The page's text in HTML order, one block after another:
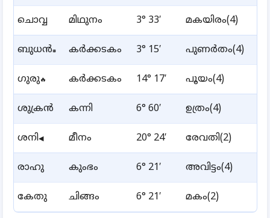
ചൊവ്വ മിഥുനം 3° 33′ മകയിരം(4)
ബുധൻ🔲 കർക്കടകം 3° 15′ പുണർതം(4)
ഗുരു🔥 കർക്കടകം 14° 17′ പൂയം(4)
ശുക്രൻ കന്നി 6° 60′ ഉത്രം(4)
ശനി◀ മീനം 20° 24′ രേവതി(2)
രാഹു കുംഭം 6° 21′ അവിട്ടം(4)
കേതു ചിങ്ങം 6° 21′ മകം(2)